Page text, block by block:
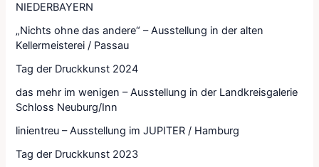
NIEDERBAYERN
„Nichts ohne das andere“ – Ausstellung in der alten
Kellermeisterei / Passau
Tag der Druckkunst 2024
das mehr im wenigen – Ausstellung in der Landkreisgalerie
Schloss Neuburg/Inn
linientreu – Ausstellung im JUPITER / Hamburg
Tag der Druckkunst 2023